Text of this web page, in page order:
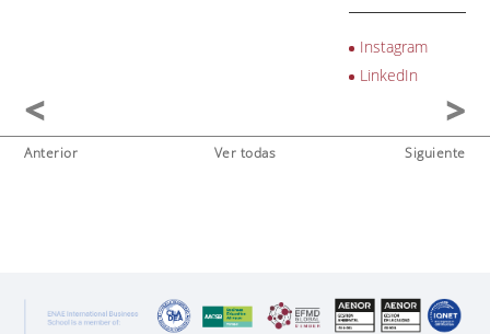
Instagram
LinkedIn
Anterior Ver todas Siguiente